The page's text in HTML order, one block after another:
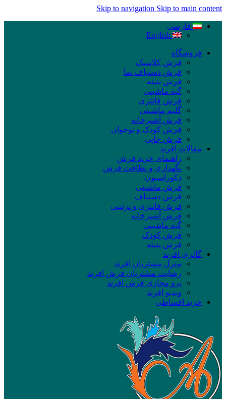
Skip to navigation Skip to main content
فارسی
English
فروشگاه
فرش کلاسیک
فرش دستباف نما
فرش پتینه
گبه ماشینی
فرش فانتزی
گلیم ماشینی
فرش آشپزخانه
فرش کودک و نوجوان
فرش چاپی
مقالات افرند
راهنمای خرید فرش
نگهداری و نظافت فرش
دکوراسیون
فرش ماشینی
فرش دستباف
فرش فانتزی و تزئینی
فرش آشپزخانه
گبه ماشینی
فرش کودک
فرش پتینه
گالری افرند
منزل مشتریان افرند
رضایت مشتریان فرش افرند
پرو مجازی فرش افرند
ویدیو افرند
خرید اقساطی